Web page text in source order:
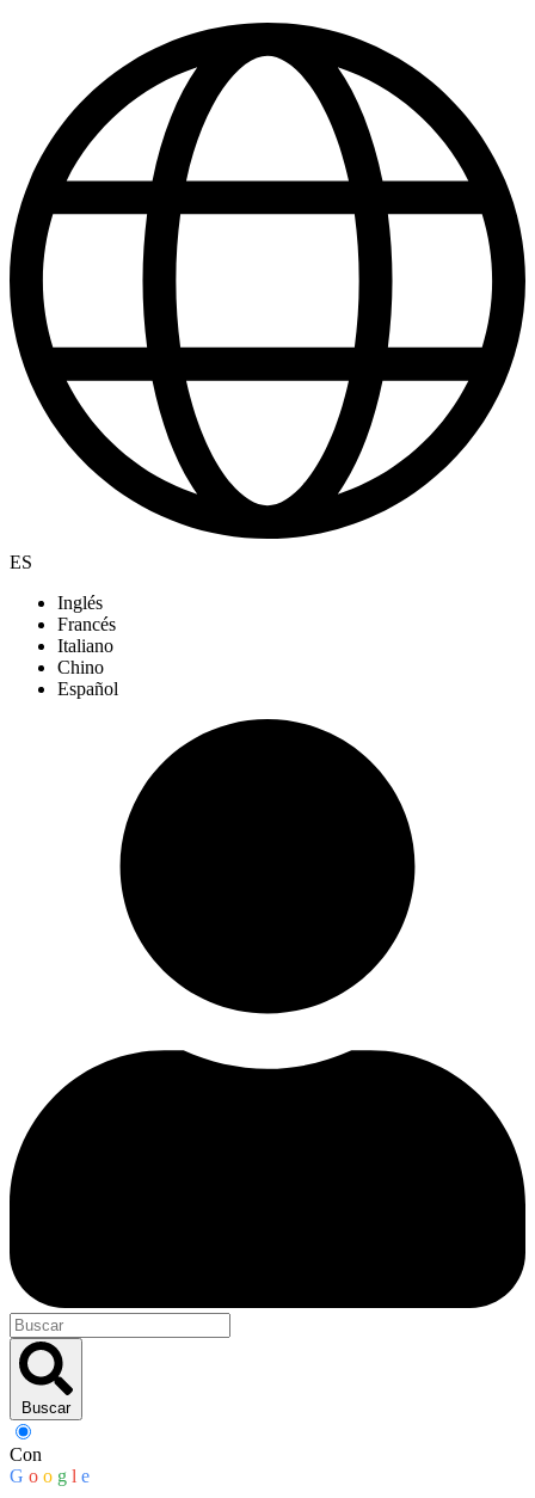
ES
Inglés
Francés
Italiano
Chino
Español
Buscar
Con
G o o g l e